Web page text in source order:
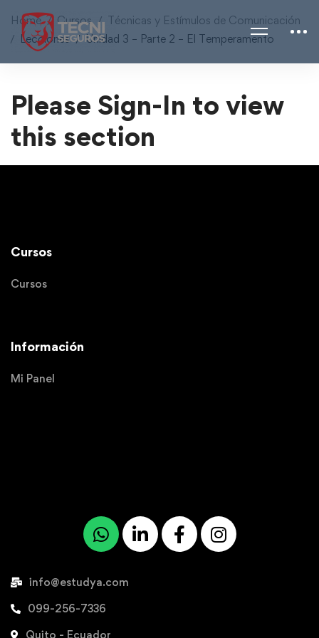
Home Cursos
Técnicas y Estímulos de Comunicación
Lecciones
Unidad 3 – Parte 2 – El Temperamento
Please Sign-In to view
this section
Cursos
Cursos
Información
Mi Panel
info@estudya.com
099-256-7336
Quito - Ecuador